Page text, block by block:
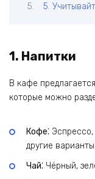
5.
1. Напитки
В кафе
которые можно
Кофе⁚
другие варианты.
Чай⁚ Чёрный,